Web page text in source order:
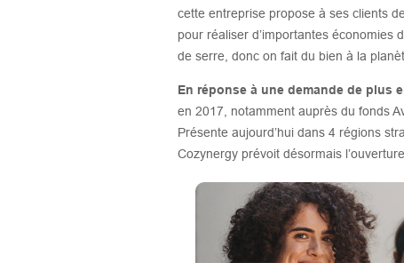
cette entreprise propose à ses clients
pour réaliser d’importantes économies
de serre, donc on fait du bien à la
En réponse à une demande de plus
en 2017, notamment auprès du fonds
Présente aujourd’hui dans 4 régions
Cozynergy prévoit désormais